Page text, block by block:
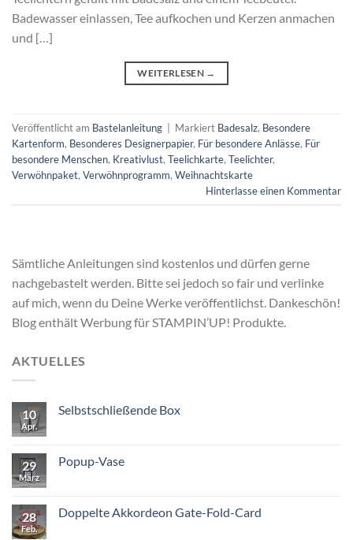
Sämtliche Anleitungen sind kostenlos und dürfen gerne
nachgebastelt werden. Bitte sei jedoch so fair und verlinke
auf mich, wenn du Deine Werke veröffentlichst. Dankeschön!
Blog enthält Werbung für STAMPIN’UP! Produkte.
AKTUELLES
10
Apr.
Selbstschließende Box
29
März
Popup-Vase
28
Feb.
Doppelte Akkordeon Gate-Fold-Card
Badewasser einlassen, Tee aufkochen und Kerzen anmachen
und […]
WEITERLESEN →
Veröffentlicht am Bastelanleitung Markiert Badesalz, Besondere
Kartenform, Besonderes Designerpapier, Für besondere Anlässe, Für
besondere Menschen, Kreativlust, Teelichkarte, Teelichter,
Verwöhnpaket, Verwöhnprogramm, Weihnachtskarte
Hinterlasse einen Kommentar